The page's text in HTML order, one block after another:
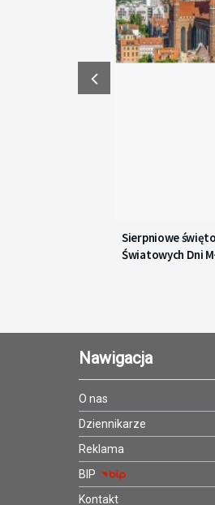
Sierpniowe
Światowych Dni
Nawigacja
O nas
Dziennikarze
Reklama
BIP
Kontakt